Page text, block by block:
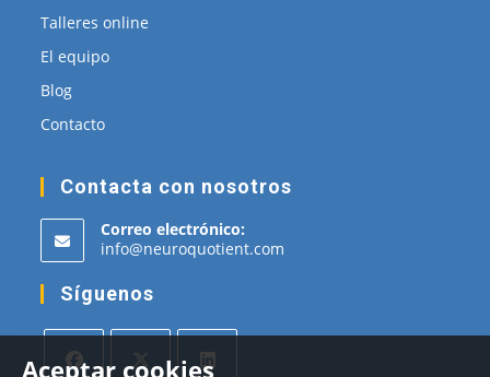
Aceptar cookies
Talleres online
El equipo
Blog
Contacto
Contacta con nosotros
Correo electrónico:
info@neuroquotient.com
Síguenos